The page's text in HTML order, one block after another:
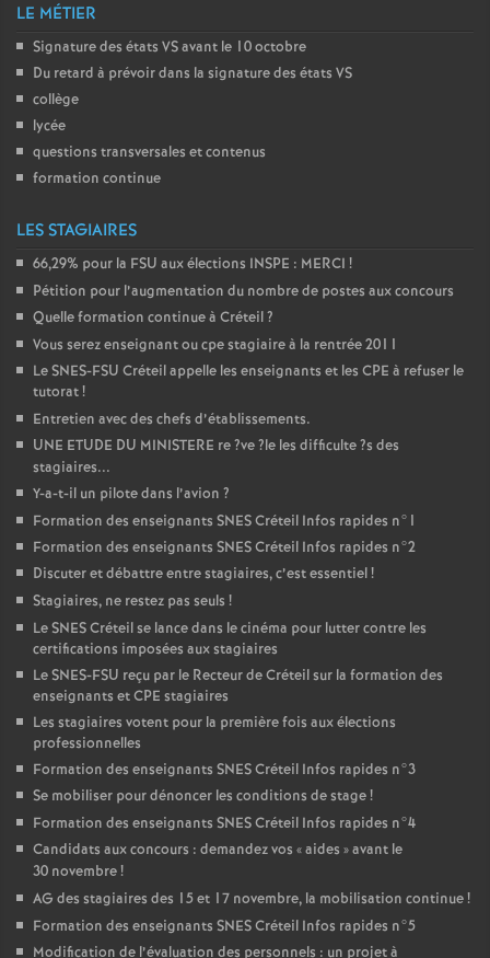
o
u
LE MÉTIER
Signature des états VSavant le 10 octobre
Du retard à prévoir dans la signature des états VS
collège
lycée
questions transversales et contenus
formation continue
LES STAGIAIRES
66,29% pour la FSU aux élections INSPE : MERCI !
Pétition pour l’augmentation du nombre de postes aux concours
Quelle formation continue à Créteil?
Vous serez enseignant ou cpe stagiaire à la rentrée 2011
LeSNES-FSU Créteil appelle les enseignants et les CPE à refuser le
tutorat!
Entretien avec des chefs d’établissements.
UNE ETUDE DU MINISTERE re?ve?le les difficulte?s des
stagiaires...
Y-a-t-il un pilote dans l’avion ?
Formation des enseignants SNESCréteil Infos rapides n°1
Formation des enseignants SNESCréteil Infos rapides n°2
Discuter et débattre entre stagiaires, c’est essentiel!
Stagiaires, ne restez pas seuls !
LeSNESCréteil se lance dans le cinéma pour lutter contre les
certifications imposées aux stagiaires
LeSNES-FSU reçu par le Recteur de Créteil sur la formation des
enseignants etCPE stagiaires
Les stagiaires votent pour la première fois aux élections
professionnelles
Formation des enseignants SNESCréteil Infos rapides n°3
Se mobiliser pour dénoncer les conditions de stage!
Formation des enseignants SNESCréteil Infos rapides n°4
Candidats aux concours : demandez vos «aides » avant le
30 novembre!
AG des stagiaires des 15 et 17 novembre, la mobilisation continue!
Formation des enseignants SNESCréteil Infos rapides n°5
Modification de l’évaluation des personnels : un projet à